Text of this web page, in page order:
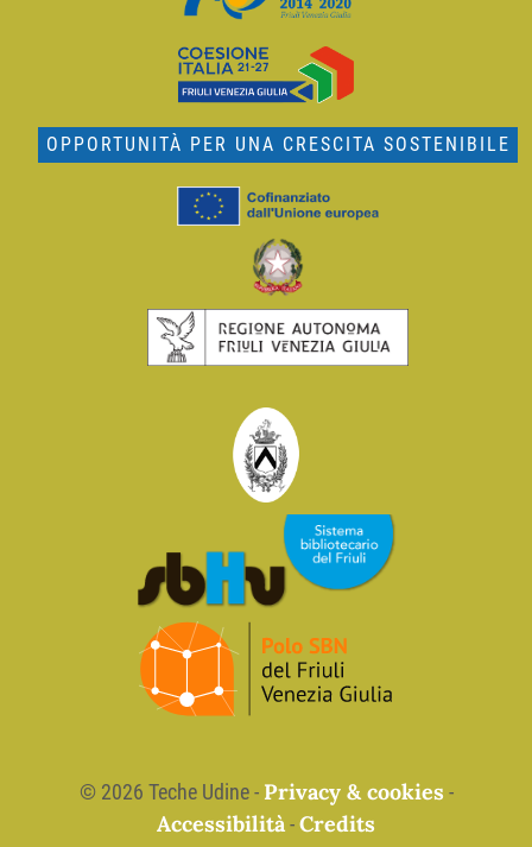
OPPORTUNITÀ PER UNA CRESCITA SOSTENIBILE
© 2026 Teche Udine - Privacy & cookies-
Accessibilità-Credits